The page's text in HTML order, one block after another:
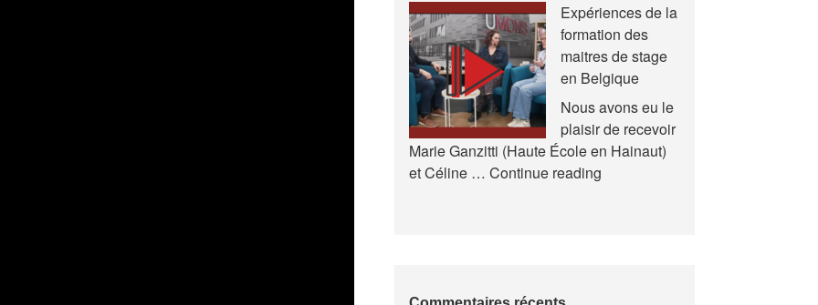
Éducation
et
en
Formation
(AREF)
Expériences de la
formation des
maitres de stage
en Belgique
Nous avons eu le
plaisir de recevoir
Marie Ganzitti (Haute École en Hainaut)
et Céline …Continue reading